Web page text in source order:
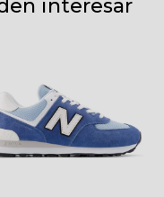
interesar